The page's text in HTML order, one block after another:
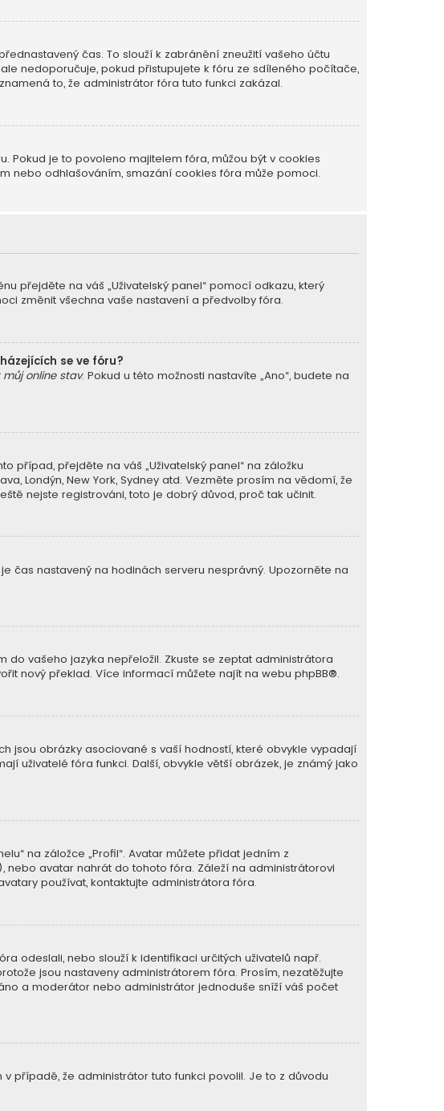
čas. To slouží k zabránění zneužití vašeho účtu
ale nedoporučuje, pokud přistupujete k fóru ze sdíleného počítače,
to, že administrátor fóra tuto funkci zakázal.
Pokud je to povoleno majitelem fóra, můžou být v cookies
nebo odhlašováním, smazání cookies fóra může pomoci.
přejděte na váš „Uživatelský panel“ pomocí odkazu, který
změnit všechna vaše nastavení a předvolby fóra.
se ve fóru?
můj online stav. Pokud u této možnosti nastavíte „Ano“, budete na
případ, přejděte na váš „Uživatelský panel“ na záložku
Londýn, New York, Sydney atd. Vezměte prosím na vědomí, že
nejste registrováni, toto je dobrý důvod, proč tak učinit.
čas nastavený na hodinách serveru nesprávný. Upozorněte na
do vašeho jazyka nepřeložil. Zkuste se zeptat administrátora
nový překlad. Více informací můžete najít na webu phpBB®.
jsou obrázky asociované s vaší hodností, které obvykle vypadají
uživatelé fóra funkci. Další, obvykle větší obrázek, je známý jako
na záložce „Profil“. Avatar můžete přidat jedním z
nebo avatar nahrát do tohoto fóra. Záleží na administrátorovi
používat, kontaktujte administrátora fóra.
odeslali, nebo slouží k identifikaci určitých uživatelů např.
jsou nastaveny administrátorem fóra. Prosím, nezatěžujte
a moderátor nebo administrátor jednoduše sníží váš počet
případě, že administrátor tuto funkci povolil. Je to z důvodu